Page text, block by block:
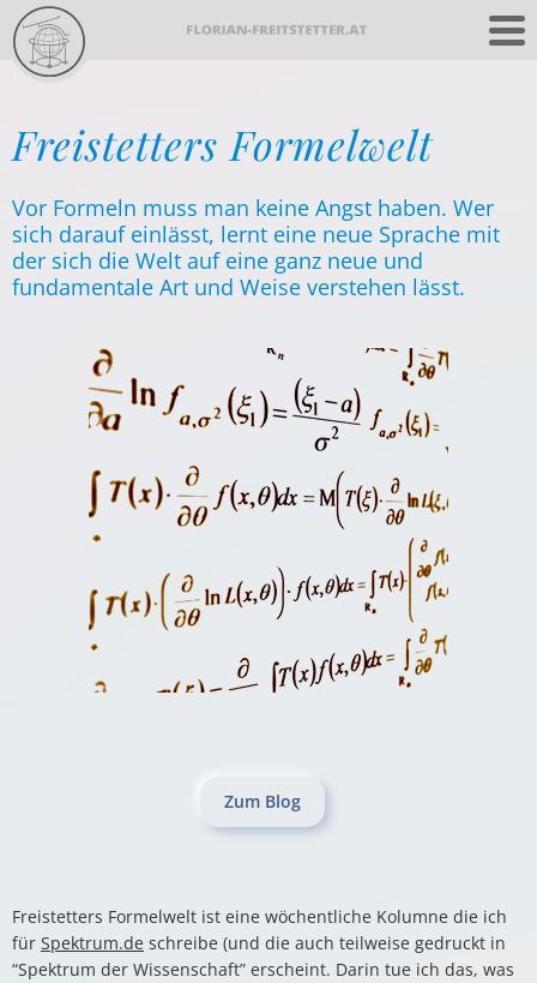
Freistetters Formelwelt
Vor Formeln muss man keine Angst haben. Wer
sich darauf einlässt, lernt eine neue Sprache mit
der sich die Welt auf eine ganz neue und
fundamentale Art und Weise verstehen lässt.
Zum Blog
Freistetters Formelwelt ist eine wöchentliche Kolumne die ich
für Spektrum.de schreibe (und die auch teilweise gedruckt in
“Spektrum der Wissenschaft” erscheint. Darin tue ich das, was